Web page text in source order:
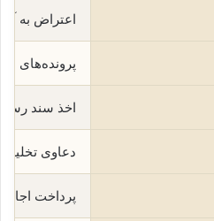
اعتراض به
پرونده‌های
اخذ سند
دعاوی
پرداخت